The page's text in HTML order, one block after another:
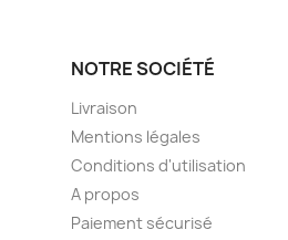
NOTRE SOCIÉTÉ
Livraison
Mentions légales
Conditions d'utilisation
A propos
Paiement sécurisé